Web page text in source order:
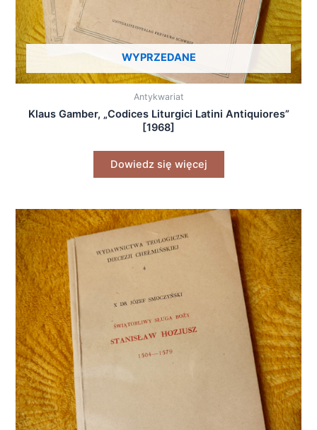
WYPRZEDANE
Antykwariat
Klaus Gamber, „Codices Liturgici Latini Antiquiores”
[1968]
Dowiedz się więcej